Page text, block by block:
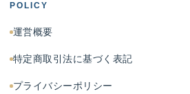
POLICY
運営概要
特定商取引法に基づく表記
プライバシーポリシー